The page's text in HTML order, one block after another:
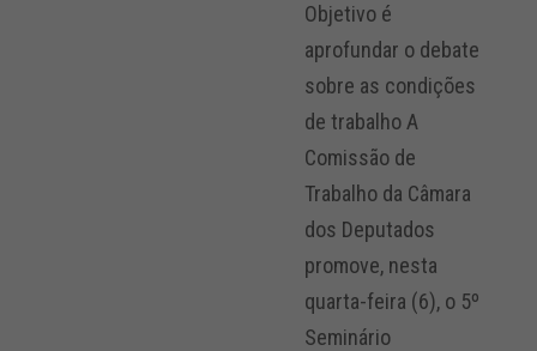
Objetivo é
aprofundar o debate
sobre as condições
de trabalho A
Comissão de
Trabalho da Câmara
dos Deputados
promove, nesta
quarta-feira (6), o 5º
Seminário